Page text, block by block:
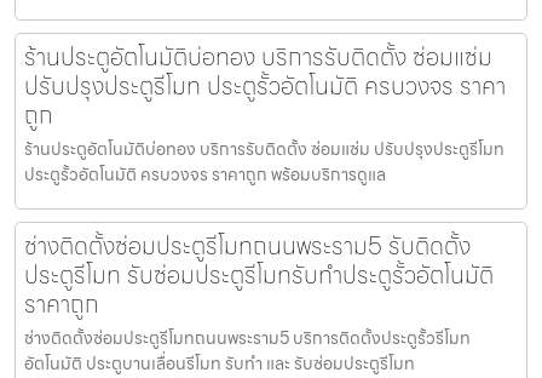
ร้านประตูอัตโนมัติบ่อทอง บริการรับติดตั้ง ซ่อมแซ่ม
ปรับปรุงประตูรีโมท ประตูรั้วอัตโนมัติ ครบวงจร ราคา
ถูก
ร้านประตูอัตโนมัติบ่อทอง บริการรับติดตั้ง ซ่อมแซ่ม ปรับปรุงประตูรีโมท
ประตูรั้วอัตโนมัติ ครบวงจร ราคาถูก พร้อมบริการดูแล
ช่างติดตั้งซ่อมประตูรีโมทถนนพระราม5 รับติดตั้ง
ประตูรีโมท รับซ่อมประตูรีโมทรับทำประตูรั้วอัตโนมัติ
ราคาถูก
ช่างติดตั้งซ่อมประตูรีโมทถนนพระราม5 บริการติดตั้งประตูรั้วรีโมท
อัตโนมัติ ประตูบานเลื่อนรีโมท รับทำ และ รับซ่อมประตูรีโมท